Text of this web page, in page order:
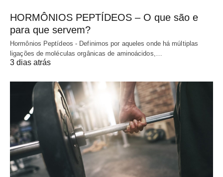
HORMÔNIOS PEPTÍDEOS – O que são e
para que servem?
Hormônios Peptídeos - Definimos por aqueles onde há múltiplas
ligações de moléculas orgânicas de aminoácidos,…
3 dias atrás